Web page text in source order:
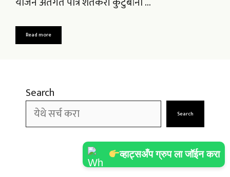
Read more
व्हाट्सअँप ग्रुप ला जॉईन करा
Search
Search